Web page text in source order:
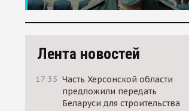
Лента новостей
17:35 Часть Херсонской области
предложили передать
Беларуси для строительства